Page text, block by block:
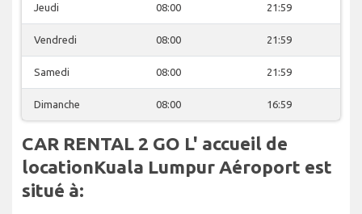
Jeudi 08:00 21:59
Vendredi 08:00 21:59
Samedi 08:00 21:59
Dimanche 08:00 16:59
CAR RENTAL 2 GO L' accueil de
locationKuala Lumpur Aéroport est
situé à: